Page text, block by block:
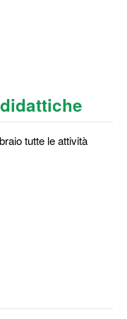
tutte le attività